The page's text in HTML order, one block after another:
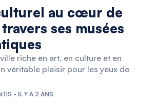
au cœur de
ses musées
riche en art, en culture et en
véritable plaisir pour les yeux de
- IL Y A 2 ANS